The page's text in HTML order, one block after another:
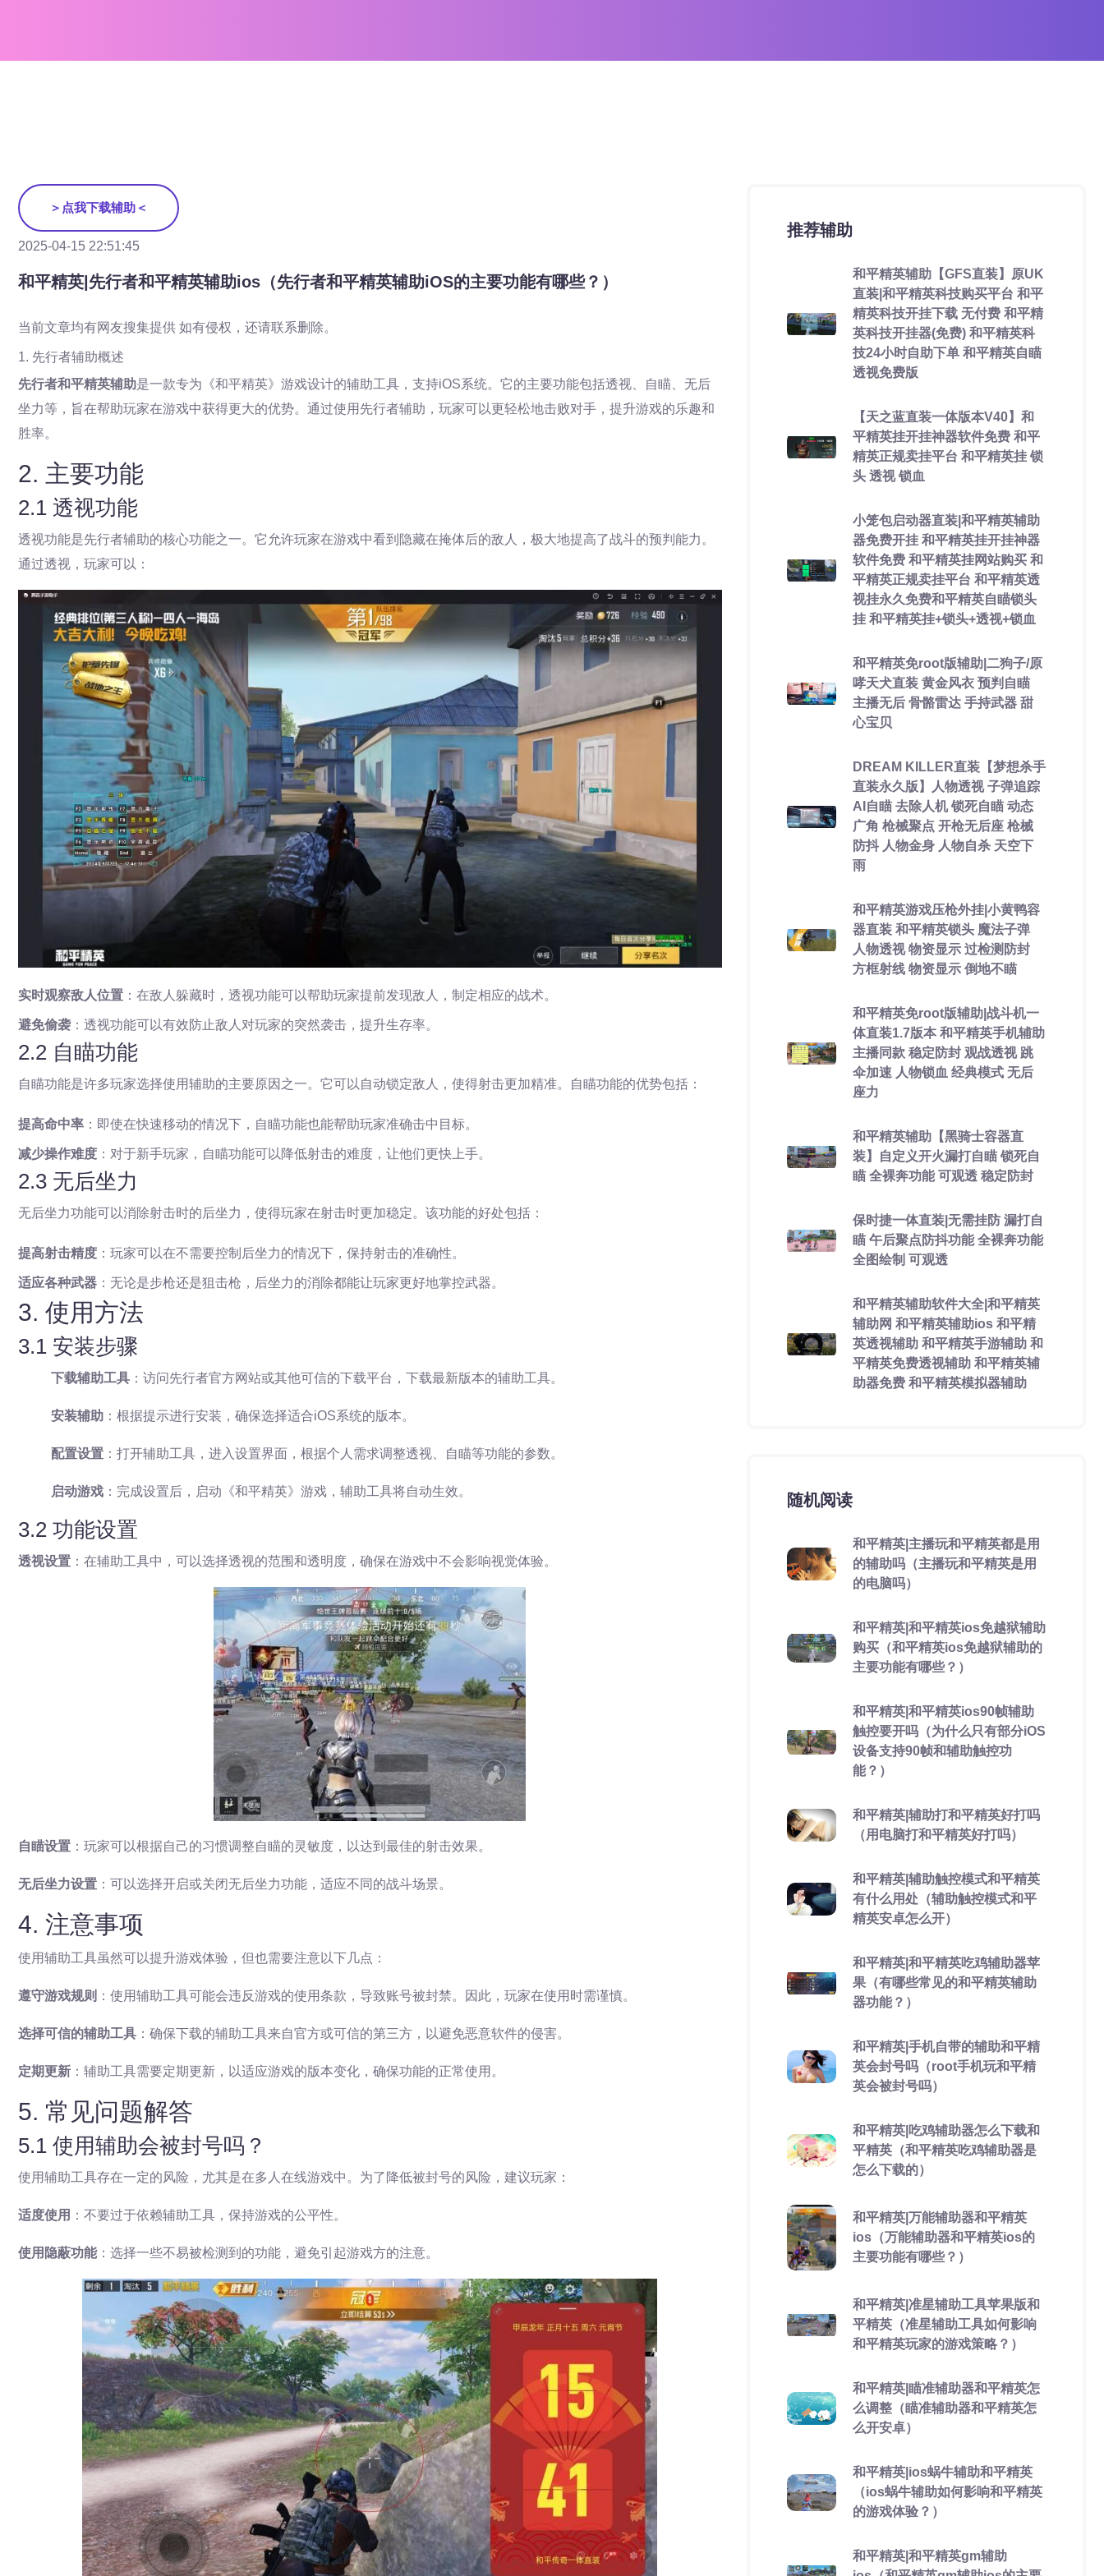
＞点我下载辅助＜
2025-04-15 22:51:45
和平精英|先行者和平精英辅助ios（先行者和平精英辅助iOS的主要功能有哪些？）
当前文章均有网友搜集提供 如有侵权，还请联系删除。
1. 先行者辅助概述
先行者和平精英辅助是一款专为《和平精英》游戏设计的辅助工具，支持iOS系统。它的主要功能包括透视、自瞄、无后
坐力等，旨在帮助玩家在游戏中获得更大的优势。通过使用先行者辅助，玩家可以更轻松地击败对手，提升游戏的乐趣和
胜率。
2. 主要功能
2.1 透视功能
透视功能是先行者辅助的核心功能之一。它允许玩家在游戏中看到隐藏在掩体后的敌人，极大地提高了战斗的预判能力。
通过透视，玩家可以：
实时观察敌人位置 ：在敌人躲藏时，透视功能可以帮助玩家提前发现敌人，制定相应的战术。
避免偷袭 ：透视功能可以有效防止敌人对玩家的突然袭击，提升生存率。
2.2 自瞄功能
自瞄功能是许多玩家选择使用辅助的主要原因之一。它可以自动锁定敌人，使得射击更加精准。自瞄功能的优势包括：
提高命中率 ：即使在快速移动的情况下，自瞄功能也能帮助玩家准确击中目标。
减少操作难度 ：对于新手玩家，自瞄功能可以降低射击的难度，让他们更快上手。
2.3 无后坐力
无后坐力功能可以消除射击时的后坐力，使得玩家在射击时更加稳定。该功能的好处包括：
提高射击精度 ：玩家可以在不需要控制后坐力的情况下，保持射击的准确性。
适应各种武器 ：无论是步枪还是狙击枪，后坐力的消除都能让玩家更好地掌控武器。
3. 使用方法
3.1 安装步骤
下载辅助工具 ：访问先行者官方网站或其他可信的下载平台，下载最新版本的辅助工具。
安装辅助 ：根据提示进行安装，确保选择适合iOS系统的版本。
配置设置 ：打开辅助工具，进入设置界面，根据个人需求调整透视、自瞄等功能的参数。
启动游戏 ：完成设置后，启动《和平精英》游戏，辅助工具将自动生效。
3.2 功能设置
透视设置 ：在辅助工具中，可以选择透视的范围和透明度，确保在游戏中不会影响视觉体验。
自瞄设置 ：玩家可以根据自己的习惯调整自瞄的灵敏度，以达到最佳的射击效果。
无后坐力设置 ：可以选择开启或关闭无后坐力功能，适应不同的战斗场景。
4. 注意事项
使用辅助工具虽然可以提升游戏体验，但也需要注意以下几点：
遵守游戏规则 ：使用辅助工具可能会违反游戏的使用条款，导致账号被封禁。因此，玩家在使用时需谨慎。
选择可信的辅助工具 ：确保下载的辅助工具来自官方或可信的第三方，以避免恶意软件的侵害。
定期更新 ：辅助工具需要定期更新，以适应游戏的版本变化，确保功能的正常使用。
5. 常见问题解答
5.1 使用辅助会被封号吗？
使用辅助工具存在一定的风险，尤其是在多人在线游戏中。为了降低被封号的风险，建议玩家：
适度使用 ：不要过于依赖辅助工具，保持游戏的公平性。
使用隐蔽功能：选择一些不易被检测到的功能，避免引起游戏方的注意。
推荐辅助
和平精英辅助【GFS直装】原UK
直装|和平精英科技购买平台 和平
精英科技开挂下载 无付费 和平精
英科技开挂器(免费) 和平精英科
技24小时自助下单 和平精英自瞄
透视免费版
【天之蓝直装一体版本V40】和
平精英挂开挂神器软件免费 和平
精英正规卖挂平台 和平精英挂 锁
头 透视 锁血
小笼包启动器直装|和平精英辅助
器免费开挂 和平精英挂开挂神器
软件免费 和平精英挂网站购买 和
平精英正规卖挂平台 和平精英透
视挂永久免费和平精英自瞄锁头
挂 和平精英挂+锁头+透视+锁血
和平精英免root版辅助|二狗子/原
哮天犬直装 黄金风衣 预判自瞄
主播无后 骨骼雷达 手持武器 甜
心宝贝
DREAM KILLER直装【梦想杀手
直装永久版】人物透视 子弹追踪
AI自瞄 去除人机 锁死自瞄 动态
广角 枪械聚点 开枪无后座 枪械
防抖 人物金身 人物自杀 天空下
雨
和平精英游戏压枪外挂|小黄鸭容
器直装 和平精英锁头 魔法子弹
人物透视 物资显示 过检测防封
方框射线 物资显示 倒地不瞄
和平精英免root版辅助|战斗机一
体直装1.7版本 和平精英手机辅助
主播同款 稳定防封 观战透视 跳
伞加速 人物锁血 经典模式 无后
座力
和平精英辅助【黑骑士容器直
装】自定义开火漏打自瞄 锁死自
瞄 全裸奔功能 可观透 稳定防封
保时捷一体直装|无需挂防 漏打自
瞄 午后聚点防抖功能 全裸奔功能
全图绘制 可观透
和平精英辅助软件大全|和平精英
辅助网 和平精英辅助ios 和平精
英透视辅助 和平精英手游辅助 和
平精英免费透视辅助 和平精英辅
助器免费 和平精英模拟器辅助
随机阅读
和平精英|主播玩和平精英都是用
的辅助吗（主播玩和平精英是用
的电脑吗）
和平精英|和平精英ios免越狱辅助
购买（和平精英ios免越狱辅助的
主要功能有哪些？）
和平精英|和平精英ios90帧辅助
触控要开吗（为什么只有部分iOS
设备支持90帧和辅助触控功
能？）
和平精英|辅助打和平精英好打吗
（用电脑打和平精英好打吗）
和平精英|辅助触控模式和平精英
有什么用处（辅助触控模式和平
精英安卓怎么开）
和平精英|和平精英吃鸡辅助器苹
果（有哪些常见的和平精英辅助
器功能？）
和平精英|手机自带的辅助和平精
英会封号吗（root手机玩和平精
英会被封号吗）
和平精英|吃鸡辅助器怎么下载和
平精英（和平精英吃鸡辅助器是
怎么下载的）
和平精英|万能辅助器和平精英
ios（万能辅助器和平精英ios的
主要功能有哪些？）
和平精英|准星辅助工具苹果版和
平精英（准星辅助工具如何影响
和平精英玩家的游戏策略？）
和平精英|瞄准辅助器和平精英怎
么调整（瞄准辅助器和平精英怎
么开安卓）
和平精英|ios蜗牛辅助和平精英
（ios蜗牛辅助如何影响和平精英
的游戏体验？）
和平精英|和平精英gm辅助